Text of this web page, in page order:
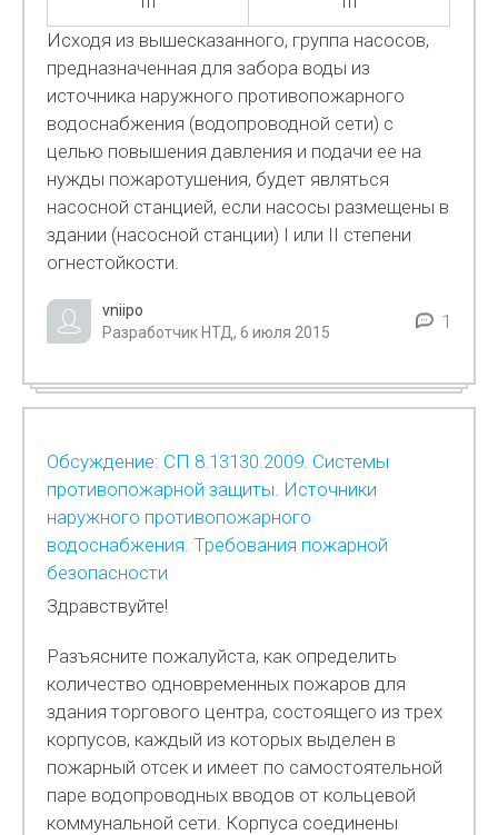
Исходя из вышесказанного, группа насосов,
предназначенная для забора воды из
источника наружного противопожарного
водоснабжения (водопроводной сети) с
целью повышения давления и подачи ее на
нужды пожаротушения, будет являться
насосной станцией, если насосы размещены в
здании (насосной станции) I или II степени
огнестойкости.
vniipo
Разработчик НТД, 6 июля 2015
1
Обсуждение: СП 8.13130.2009. Системы
противопожарной защиты. Источники
наружного противопожарного
водоснабжения. Требования пожарной
безопасности
Здравствуйте!
Разъясните пожалуйста, как определить
количество одновременных пожаров для
здания торгового центра, состоящего из трех
корпусов, каждый из которых выделен в
пожарный отсек и имеет по самостоятельной
паре водопроводных вводов от кольцевой
коммунальной сети. Корпуса соединены